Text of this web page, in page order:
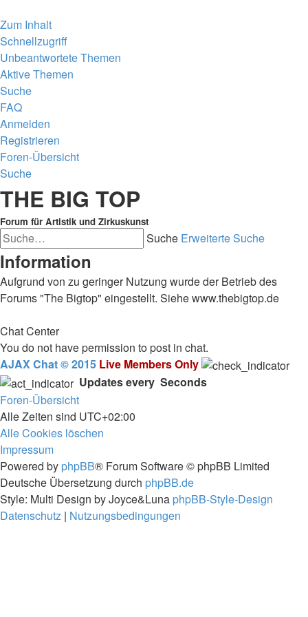
Zum Inhalt
Schnellzugriff
Unbeantwortete Themen
Aktive Themen
Suche
FAQ
Anmelden
Registrieren
Foren-Übersicht
Suche
THE BIG TOP
Forum für Artistik und Zirkuskunst
Suche Erweiterte Suche
Information
Aufgrund von zu geringer Nutzung wurde der Betrieb des
Forums "The Bigtop" eingestellt. Siehe www.thebigtop.de
Chat Center
You do not have permission to post in chat.
AJAX Chat © 2015 Live Members Only
Updates every Seconds
Foren-Übersicht
Alle Zeiten sind UTC+02:00
Alle Cookies löschen
Impressum
Powered by phpBB® Forum Software © phpBB Limited
Deutsche Übersetzung durch phpBB.de
Style: Multi Design by Joyce&Luna phpBB-Style-Design
Datenschutz | Nutzungsbedingungen